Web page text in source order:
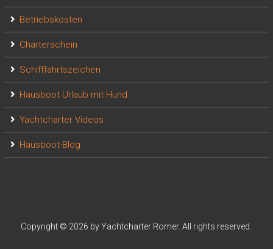
Betriebskosten
Charterschein
Schifffahrtszeichen
Hausboot Urlaub mit Hund
Yachtcharter Videos
Hausboot-Blog
Copyright © 2026 by Yachtcharter Römer. All rights reserved.